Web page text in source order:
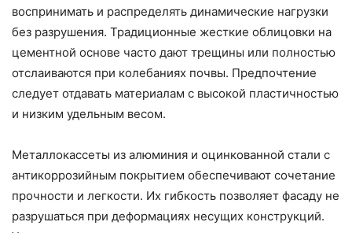
воспринимать и распределять динамические нагрузки
без разрушения. Традиционные жесткие облицовки на
цементной основе часто дают трещины или полностью
отслаиваются при колебаниях почвы. Предпочтение
следует отдавать материалам с высокой пластичностью
и низким удельным весом.
Металлокассеты из алюминия и оцинкованной стали с
антикоррозийным покрытием обеспечивают сочетание
прочности и легкости. Их гибкость позволяет фасаду не
разрушаться при деформациях несущих конструкций.